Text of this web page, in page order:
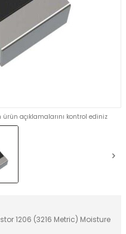
1206 (3216 Metric) Moisture
açıklamalarını kontrol ediniz